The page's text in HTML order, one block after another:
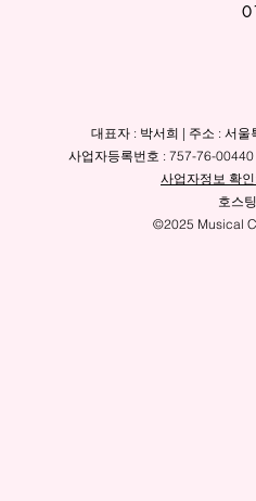
대표자 : 박서희 | 주소 : 서
사업자등록번호 : 757-76-
사업자정보 확
호스
©2025 Musical